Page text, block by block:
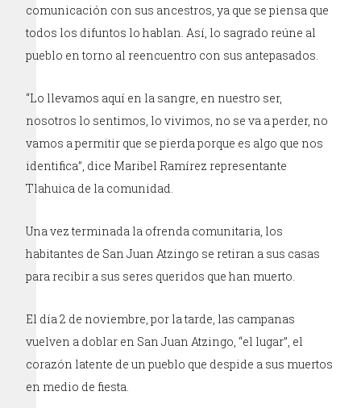
comunicación con sus ancestros, ya que se piensa que
todos los difuntos lo hablan. Así, lo sagrado reúne al
pueblo en torno al reencuentro con sus antepasados.
“Lo llevamos aquí en la sangre, en nuestro ser,
nosotros lo sentimos, lo vivimos, no se va a perder, no
vamos a permitir que se pierda porque es algo que nos
identifica”, dice Maribel Ramírez representante
Tlahuica de la comunidad.
Una vez terminada la ofrenda comunitaria, los
habitantes de San Juan Atzingo se retiran a sus casas
para recibir a sus seres queridos que han muerto.
El día 2 de noviembre, por la tarde, las campanas
vuelven a doblar en San Juan Atzingo, “el lugar”, el
corazón latente de un pueblo que despide a sus muertos
en medio de fiesta.